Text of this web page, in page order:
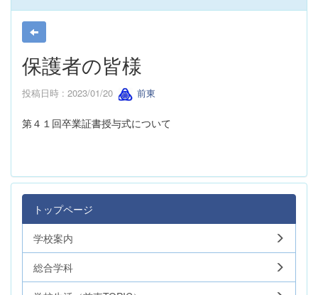
保護者の皆様
投稿日時 : 2023/01/20 前東
第４１回卒業証書授与式について
トップページ
学校案内
総合学科